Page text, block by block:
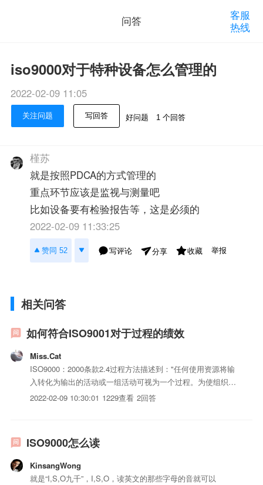
问答
客服
热线
iso9000对于特种设备怎么管理的
2022-02-09 11:05
关注问题 写回答 好问题 1 个回答
槿苏
就是按照PDCA的方式管理的
重点环节应该是监视与测量吧
比如设备要有检验报告等，这是必须的
2022-02-09 11:33:25
赞同 52 写评论 分享 收藏 举报
相关问答
如何符合ISO9001对于过程的绩效
Miss.Cat
ISO9000：2000条款2.4过程方法描述到："任何使用资源将输
入转化为输出的活动或一组活动可视为一个过程。为使组织有
效运行，必须识别和管理许多相互关联和相互作用的过程。通
2022-02-09 10:30:01 1229查看 2回答
ISO9000怎么读
KinsangWong
就是“I,S,O九千”，I,S,O，读英文的那些字母的音就可以